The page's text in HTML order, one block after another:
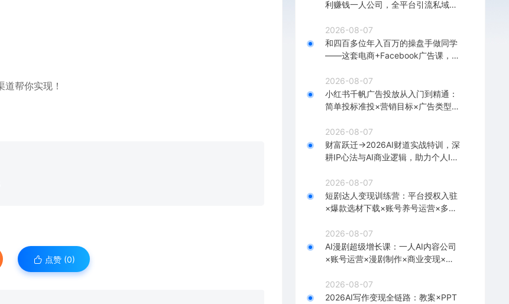
点赞 (0)
利赚钱一人公司，全平台引流私域转
2026-08-07
和四百多位年入百万的操盘手做同学
——这套电商+Facebook广告课，让
2026-08-07
小红书千帆广告投放从入门到精通：
简单投标准投×营销目标×广告类型×
2026-08-07
财富跃迁→2026AI财道实战特训，深
耕IP心法与AI商业逻辑，助力个人IP
2026-08-07
短剧达人变现训练营：平台授权入驻
×爆款选材下载×账号养号运营×多平
2026-08-07
AI漫剧超级增长课：一人AI内容公司
×账号运营×漫剧制作×商业变现×从0
2026-08-07
2026AI写作变现全链路：教案×PPT